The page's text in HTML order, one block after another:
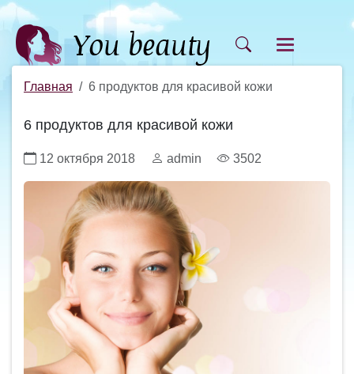
Главная 6 продуктов для красивой кожи
6 продуктов для красивой кожи
12 октября 2018 admin 3502